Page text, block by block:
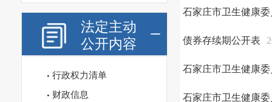
法定主动
公开内容
行政权力清单
财政信息
石家庄市卫生健康
债券存续期公开表
石家庄市卫生健康
石家庄市卫生健康